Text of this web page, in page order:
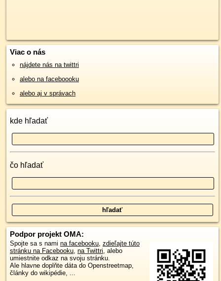
Viac o nás
nájdete nás na twittri
alebo na faceboooku
alebo aj v správach
kde hľadať
čo hľadať
Podpor projekt OMA:
Spojte sa s nami na facebooku, zdieľajte túto
stránku na Facebooku, na Twittri, alebo
umiestnite odkaz na svoju stránku.
Ale hlavne doplňte dáta do Openstreetmap,
články do wikipédie, ...